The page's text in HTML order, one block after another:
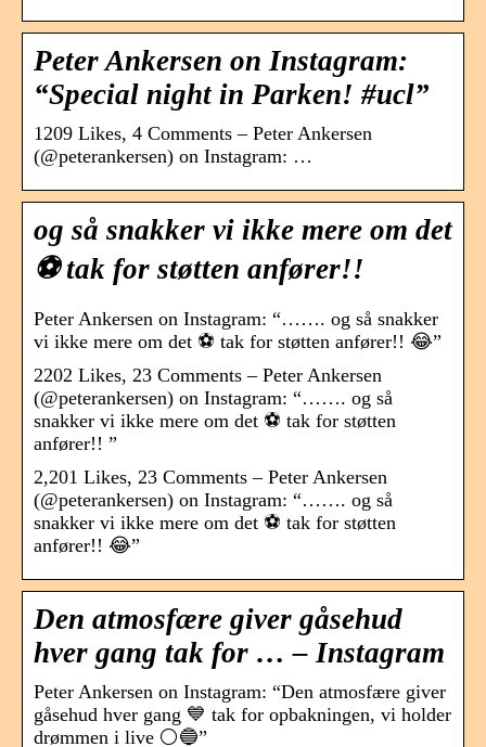
Peter Ankersen on Instagram:
“Special night in Parken! #ucl”
1209 Likes, 4 Comments – Peter Ankersen
(@peterankersen) on Instagram: …
og så snakker vi ikke mere om det
⚽️ tak for støtten anfører!!
Peter Ankersen on Instagram: “……. og så snakker
vi ikke mere om det ⚽️ tak for støtten anfører!! 😂”
2202 Likes, 23 Comments – Peter Ankersen
(@peterankersen) on Instagram: “……. og så
snakker vi ikke mere om det ⚽️ tak for støtten
anfører!! ”
2,201 Likes, 23 Comments – Peter Ankersen
(@peterankersen) on Instagram: “……. og så
snakker vi ikke mere om det ⚽️ tak for støtten
anfører!! 😂”
Den atmosfære giver gåsehud
hver gang tak for … – Instagram
Peter Ankersen on Instagram: “Den atmosfære giver
gåsehud hver gang 💙 tak for opbakningen, vi holder
drømmen i live ⚪️🔵”